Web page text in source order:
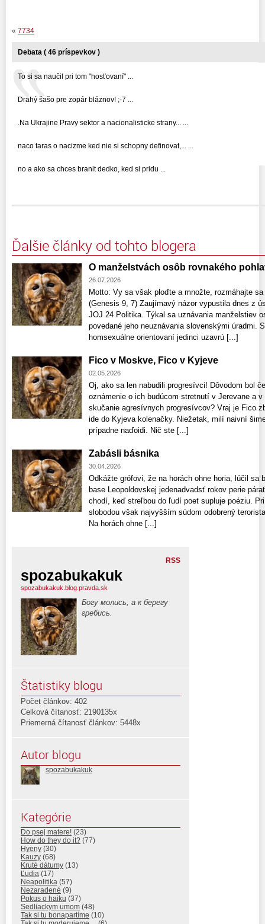
« 7734
Debata ( 46 príspevkov )
To si sa naučil pri tom "hosťovaní" ...
Drahý šašo pre zopár bláznov! ;-7 ...
.Na Ukrajine Pravy sektor a nacionalisticke strany... ...
naco taras o nacizme ked nie si schopny definovat,... ...
no a ako sa chces branit dedko, ked si pridu ...
Ďalšie články od tohto blogera
O manželstvách osôb rovnakého
26.07.2026
Motto: Vy sa však ploďte a množte, rozmáhajte
(Genesis 9, 7) Zaujímavý názor vypustila dnes z
JOJ 24 Politika. Týkal sa uznávania manželstiev
povedané jeho neuznávania slovenskými úradmi.
homsexuálne orientovaní jedinci uzavrú [...]
Fico v Moskve, Fico v Kyjeve
02.05.2026
Oj, ako sa len nabudili progresívci! Dôvodom bol
oznámenie o ich budúcom stretnutí v Jerevane a
skučanie agresívnych progresívcov? Vraj je Fico
ide do Kyjeva kolenačky. Niežetak, milí naivní
prípadne naďoidi. Nič ste [...]
Zabásli básnika
30.04.2026
Odkážte grófovi, že na horách ohne horia, lúčil
base Leopoldovskej jedenadvadsť rokov perie
chodí, keď streľbou do ľudí poet supluje poéziu.
slobodou však najvyšším súdom odobrený
Na horách ohne [...]
RSS
spozabukakuk
spozabukakuk.blog.pravda.sk
Богу молись, а к берегу
гребись.
Štatistiky blogu
Počet článkov: 402
Celková čítanosť: 2190135x
Priemerná čítanosť článkov: 5448x
Autor blogu
spozabukakuk
Kategórie
Do psej matere! (23)
How do they do it? (77)
Hyeny (30)
Kauzy (68)
Kruté dátumy (13)
Ľudia (17)
Neapolitika (57)
Nezaradené (9)
Pokus o haiku (37)
Sedliackym umom (48)
Tak si tu bonapartíme (10)